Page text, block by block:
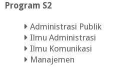
Program S2
Administrasi Publik
Ilmu Administrasi
Ilmu Komunikasi
Manajemen